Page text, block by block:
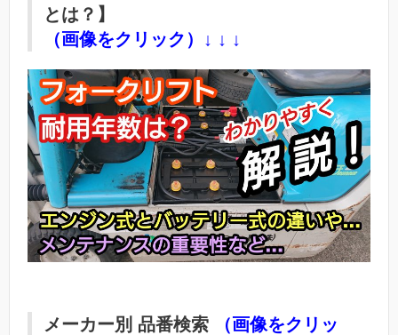
とは？】
（画像をクリック）↓ ↓ ↓
メーカー別 品番検索
（画像をクリッ